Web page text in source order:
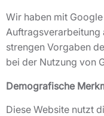
Wir haben mit
Auftragsverarbeitung
strengen Vorgaben
bei der Nutzung von
Demografische
Diese Website nutzt